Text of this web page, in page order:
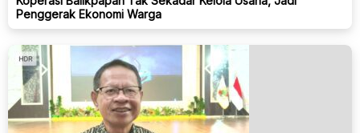
Penggerak Ekonomi Warga